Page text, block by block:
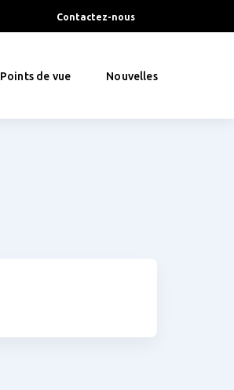
Contactez-nous
Points de vue Nouvelles